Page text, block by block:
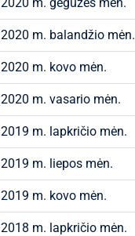
2020 m. balandžio mėn.
2020 m. kovo mėn.
2020 m. vasario mėn.
2019 m. lapkričio mėn.
2019 m. liepos mėn.
2019 m. kovo mėn.
2018 m. lapkričio mėn.